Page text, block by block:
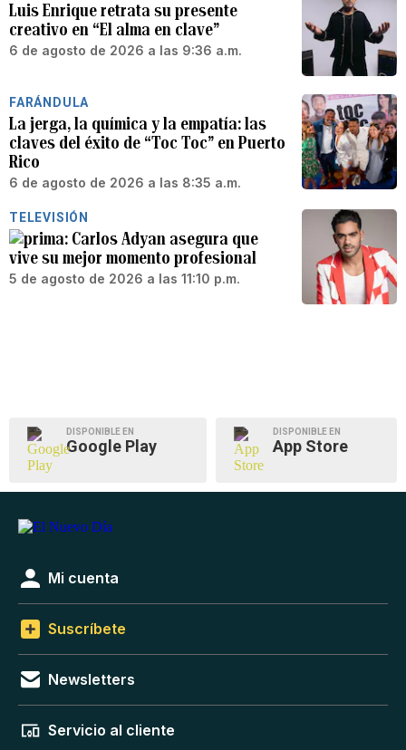
Luis Enrique retrata su presente
creativo en “El alma en clave”
6 de agosto de 2026 a las 9:36 a.m.
FARÁNDULA
La jerga, la química y la empatía: las
claves del éxito de “Toc Toc” en Puerto
Rico
6 de agosto de 2026 a las 8:35 a.m.
TELEVISIÓN
Carlos Adyan asegura que
vive su mejor momento profesional
5 de agosto de 2026 a las 11:10 p.m.
DISPONIBLE EN
Google Play
DISPONIBLE EN
App Store
Mi cuenta
Suscríbete
Newsletters
Servicio al cliente